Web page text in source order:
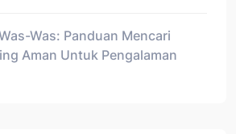
Was: Panduan Mencari
Aman Untuk Pengalaman